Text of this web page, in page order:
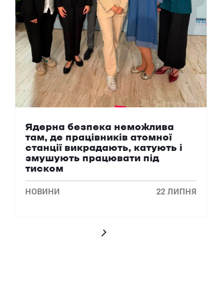
Ядерна безпека неможлива
там, де працівників атомної
станції викрадають, катують і
змушують працювати під
тиском
НОВИНИ 22 ЛИПНЯ